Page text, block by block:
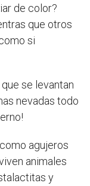
de color?
que otros
si
se levantan
nevadas todo
agujeros
animales
y